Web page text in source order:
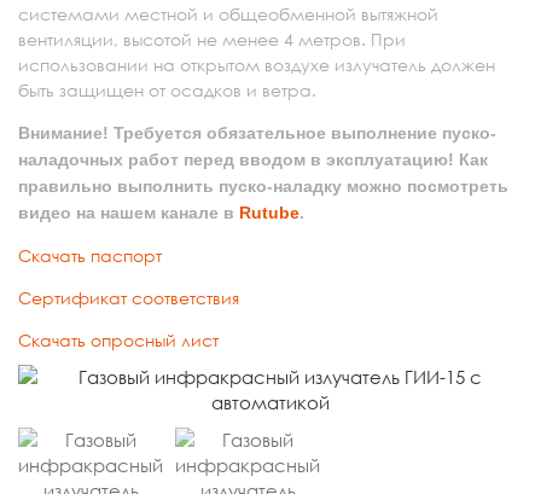
системами местной и общеобменной вытяжной
вентиляции, высотой не менее 4 метров. При
использовании на открытом воздухе излучатель должен
быть защищен от осадков и ветра.
Внимание! Требуется обязательное выполнение пуско-
наладочных работ перед вводом в эксплуатацию! Как
правильно выполнить пуско-наладку можно посмотреть
видео на нашем канале в Rutube.
Скачать паспорт
Сертификат соответствия
Скачать опросный лист